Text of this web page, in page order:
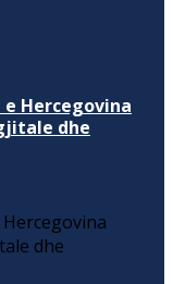
e Hercegovina
dhe
dhe